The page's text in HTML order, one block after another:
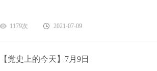
1179次 2021-07-09
【党史上的今天】7月9日